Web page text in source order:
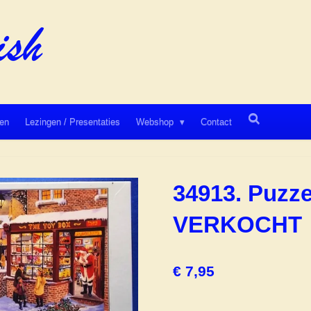
Lezingen / Presentaties Webshop Contact
34913.
VERKOCHT
€ 7,95